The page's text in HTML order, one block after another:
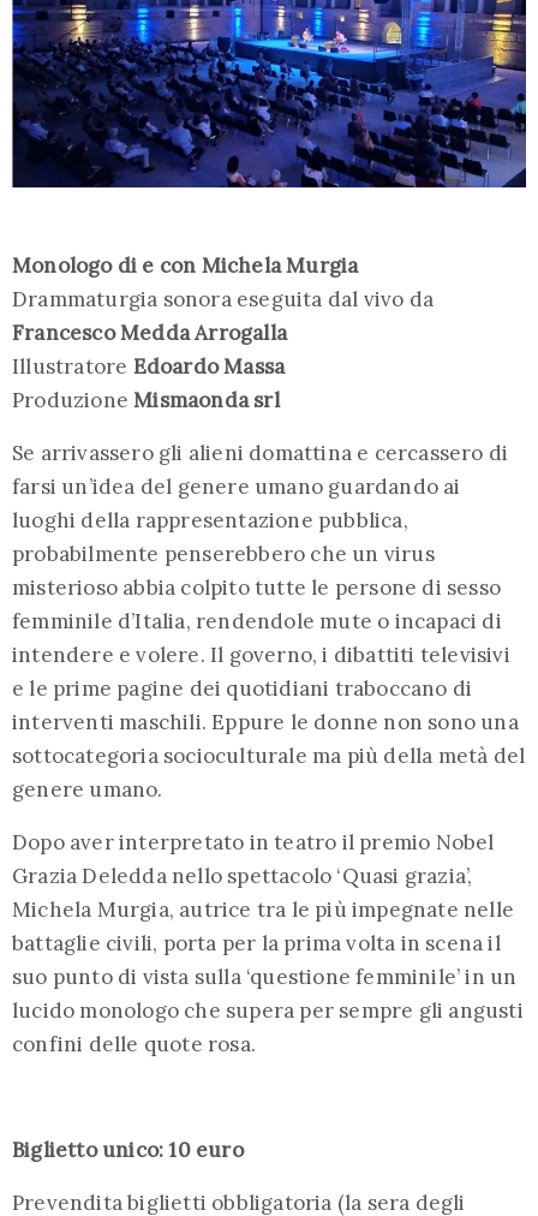
SHOP
ENGLISH
Monologo di e con Michela Murgia
Drammaturgia sonora eseguita dal vivo da
Francesco Medda Arrogalla
Illustratore Edoardo Massa
ProduzioneMismaonda srl
Se arrivassero gli alieni domattina e cercassero di
farsi un’idea del genere umano guardando ai
luoghi della rappresentazione pubblica,
probabilmente penserebbero che un virus
misterioso abbia colpito tutte le persone di sesso
femminile d’Italia, rendendole mute o incapaci di
intendere e volere. Il governo, i dibattiti televisivi
e le prime pagine dei quotidiani traboccano di
interventi maschili. Eppure le donne non sono una
sottocategoria socioculturale ma più della metà del
genere umano.
Dopo aver interpretato in teatro il premio Nobel
Grazia Deledda nello spettacolo ‘Quasi grazia’,
Michela Murgia, autrice tra le più impegnate nelle
battaglie civili, porta per la prima volta in scena il
suo punto di vista sulla ‘questione femminile’ in un
lucido monologo che supera per sempre gli angusti
confini delle quote rosa.
Biglietto unico: 10 euro
Prevendita biglietti obbligatoria (la sera degli